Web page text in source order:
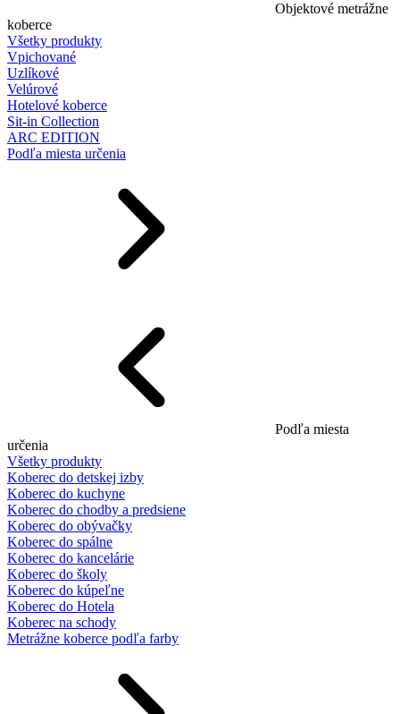
Objektové metrážne
koberce
Všetky produkty
Vpichované
Uzlíkové
Velúrové
Hotelové koberce
Sit-in Collection
ARC EDITION
Podľa miesta určenia
Podľa miesta
určenia
Všetky produkty
Koberec do detskej izby
Koberec do kuchyne
Koberec do chodby a predsiene
Koberec do obývačky
Koberec do spálne
Koberec do kancelárie
Koberec do školy
Koberec do kúpeľne
Koberec do Hotela
Koberec na schody
Metrážne koberce podľa farby